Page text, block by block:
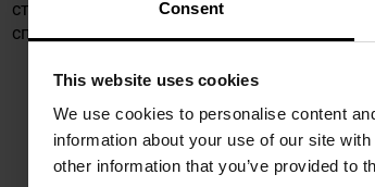
Consent
This website uses cookies
We use cookies to personalise content
information about your use of our site
other information that you’ve provided to
стійкість до пошкоджень і вологи,
спини посилена шаром міцного та стійкого
Плетіння